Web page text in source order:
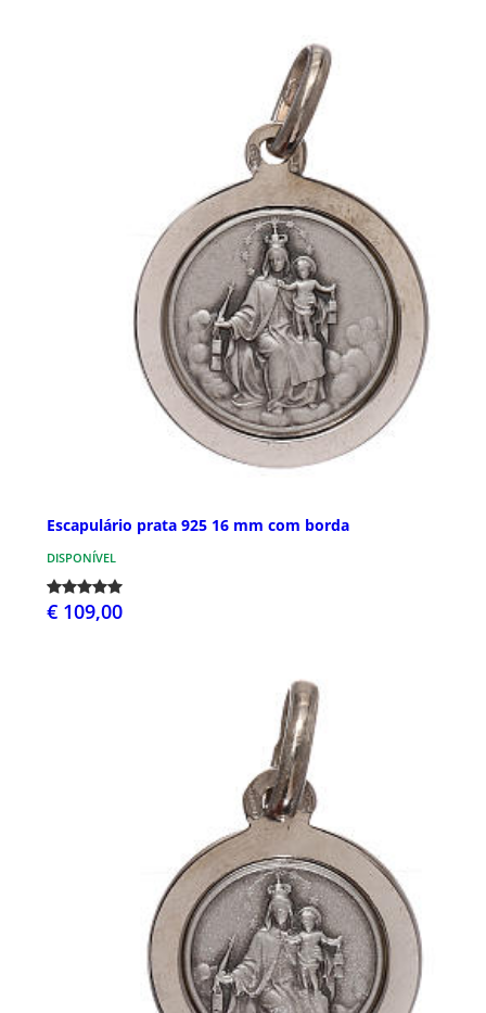
Escapulário prata 925 16 mm com borda
DISPONÍVEL
€ 109,00